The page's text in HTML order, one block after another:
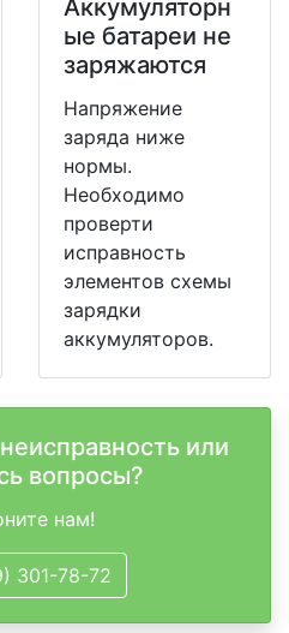
Аккумуляторн
ые батареи не
заряжаются
Напряжение
заряда ниже
нормы.
Необходимо
проверти
исправность
элементов схемы
зарядки
аккумуляторов.
или
вопросы?
нам!
301-78-72